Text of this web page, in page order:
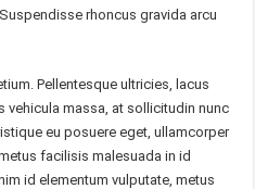
rhoncus gravida arcu
Pellentesque ultricies, lacus
vehicula massa, at sollicitudin nunc
eu posuere eget, ullamcorper
facilisis malesuada in id
id elementum vulputate, metus